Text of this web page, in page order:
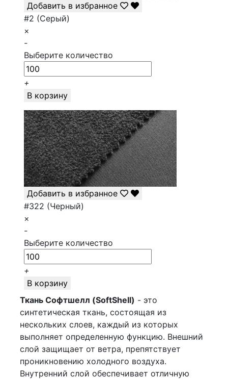
Добавить в избранное
#2 (Серый)
×
-
Выберите количество
+
В корзину
Добавить в избранное
#322 (Черный)
×
-
Выберите количество
+
В корзину
Ткань Софтшелл (SoftShell) - это
синтетическая ткань, состоящая из
нескольких слоев, каждый из которых
выполняет определенную функцию. Внешний
слой защищает от ветра, препятствует
проникновению холодного воздуха.
Внутренний слой обеспечивает отличную